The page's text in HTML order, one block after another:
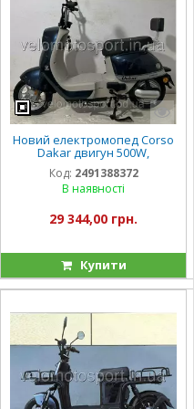
Новий електромопед Corso
Dakar двигун 500W,
акумулятор 60V/20Ah
Код: 2491388372
В наявності
29 344,00 грн.
Купити